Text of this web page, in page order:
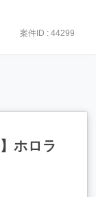
案件ID : 44299
ホロラ